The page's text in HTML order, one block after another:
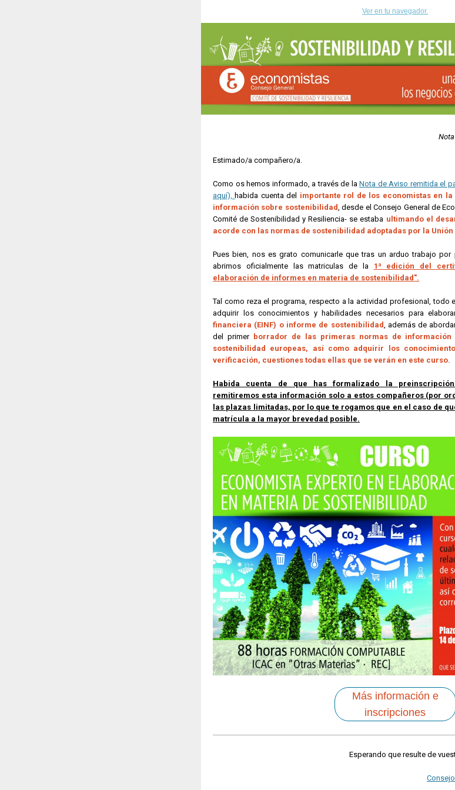
Ver en tu navegador.
Estimado/a compañero/a.
Como os hemos informado, a través de laNota de Aviso remitida el
aquí), habida cuenta del importante rol de los economistas en
información sobre sostenibilidad, desde el Consejo General de
Comité de Sostenibilidad y Resiliencia- se estaba ultimando el
acorde con las normas de sostenibilidad adoptadas por la Unión
Pues bien, nos es grato comunicarle que tras un arduo trabajo
abrimos oficialmente las matriculas de la
1ª edición del
elaboración de informes en materia de sostenibilidad".
Tal como reza el programa, respecto a la actividad profesional, todo
adquirir los conocimientos y habilidades necesarios para
financiera (EINF) o informe de sostenibilidad, además de
del primer borrador de las primeras normas de
sostenibilidad europeas, así como adquirir los
verificación, cuestiones todas ellas que se verán en este curso.
Habida cuenta de que has formalizado la
remitiremos esta información solo a estos compañeros (por
las plazas limitadas, por lo que te rogamos que en el caso de
matrícula a la mayor brevedad posible.
Más información e
inscripciones
Esperando que resulte de